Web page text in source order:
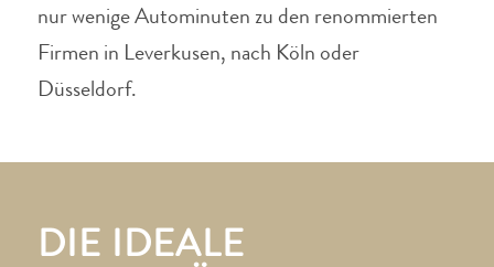
nur wenige Autominuten zu den renommierten
Firmen in Leverkusen, nach Köln oder
Düsseldorf.
DIE IDEALE